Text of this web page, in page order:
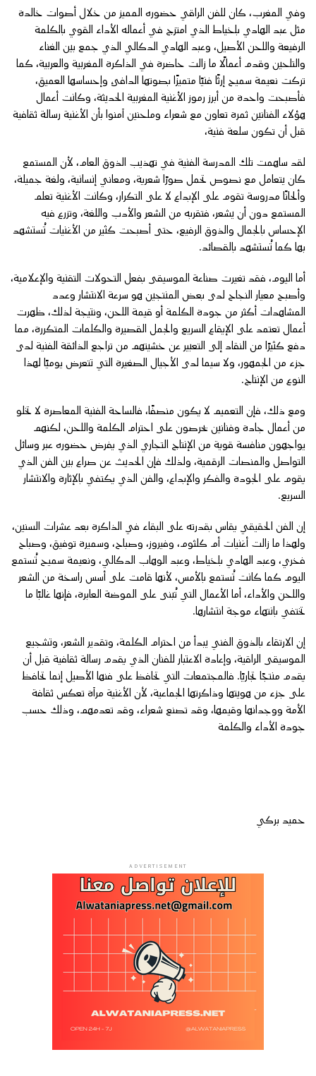
وفي المغرب، كان للفن الراقي حضوره المميز من خلال أصوات خالدة
مثل عبد الهادي بلخياط الذي امتزج في أعماله الأداء القوي بالكلمة
الرفيعة واللحن الأصيل، وعبد الهادي الدكالي الذي جمع بين الغناء
والتلحين وقدم أعمالًا ما زالت حاضرة في الذاكرة المغربية والعربية، كما
تركت نعيمة سميح إرثًا فنيًا متميزًا بصوتها الدافئ وإحساسها العميق،
فأصبحت واحدة من أبرز رموز الأغنية المغربية الحديثة، وكانت أعمال
هؤلاء الفنانين ثمرة تعاون مع شعراء وملحنين آمنوا بأن الأغنية رسالة ثقافية
قبل أن تكون سلعة فنية،
لقد ساهمت تلك المدرسة الفنية في تهذيب الذوق العام، لأن المستمع
كان يتعامل مع نصوص تحمل صورًا شعرية، ومعاني إنسانية، ولغة جميلة،
وألحانًا مدروسة تقوم على الإبداع لا على التكرار، وكانت الأغنية تعلم
المستمع دون أن يشعر، فتقربه من الشعر والأدب واللغة، وتزرع فيه
الإحساس بالجمال والذوق الرفيع، حتى أصبحت كثير من الأغنيات تُستشهد
بها كما تُستشهد بالقصائد.
أما اليوم، فقد تغيرت صناعة الموسيقى بفعل التحولات التقنية والإعلامية،
وأصبح معيار النجاح لدى بعض المنتجين هو سرعة الانتشار وعدد
المشاهدات أكثر من جودة الكلمة أو قيمة اللحن، ونتيجة لذلك، ظهرت
أعمال تعتمد على الإيقاع السريع والجمل القصيرة والكلمات المتكررة، مما
دفع كثيرًا من النقاد إلى التعبير عن خشيتهم من تراجع الذائقة الفنية لدى
جزء من الجمهور، ولا سيما لدى الأجيال الصغيرة التي تتعرض يوميًا لهذا
النوع من الإنتاج.
ومع ذلك، فإن التعميم لا يكون منصفًا، فالساحة الفنية المعاصرة لا تخلو
من أعمال جادة وفنانين يحرصون على احترام الكلمة واللحن، لكنهم
يواجهون منافسة قوية من الإنتاج التجاري الذي يفرض حضوره عبر وسائل
التواصل والمنصات الرقمية، ولذلك فإن الحديث عن صراع بين الفن الذي
يقوم على الجودة والفكر والإبداع، والفن الذي يكتفي بالإثارة والانتشار
السريع.
إن الفن الحقيقي يقاس بقدرته على البقاء في الذاكرة بعد عشرات السنين،
ولهذا ما زالت أغنيات أم كلثوم، وفيروز، وصباح، وسميرة توفيق، وصباح
فخري، وعبد الهادي بلخياط، وعبد الوهاب الدكالي، ونعيمة سميح تُستمع
اليوم كما كانت تُستمع بالأمس، لأنها قامت على أسس راسخة من الشعر
واللحن والأداء، أما الأعمال التي تُبنى على الموضة العابرة، فإنها غالبًا ما
تختفي بانتهاء موجة انتشارها.
إن الارتقاء بالذوق الفني يبدأ من احترام الكلمة، وتقدير الشعر، وتشجيع
الموسيقى الراقية، وإعادة الاعتبار للفنان الذي يقدم رسالة ثقافية قبل أن
يقدم منتجًا تجاريًا. فالمجتمعات التي تحافظ على فنها الأصيل إنما تحافظ
على جزء من هويتها وذاكرتها الجماعية، لأن الأغنية مرآة تعكس ثقافة
الأمة ووجدانها وقيمها، وقد تصنع شعراء، وقد تعدمهم، وذلك حسب
جودة الأداء والكلمة
حميد بركي
ADVERTISEMENT